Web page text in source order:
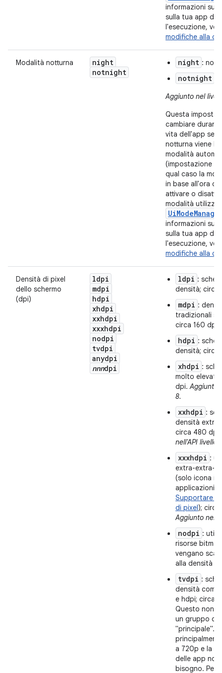
informazioni su
sulla tua app
l'esecuzione,
modifiche alla
Modalità notturna
night
notnight
night : notte
notnight
Aggiunto nel
Questa
cambiare
vita dell'app se
notturna viene
modalità
(impostazione
qual caso la
in base all'ora
attivare o
modalità
informazioni su
sulla tua app
l'esecuzione,
modifiche alla
Densità di pixel
dello schermo
(dpi)
ldpi
mdpi
hdpi
xhdpi
xxhdpi
xxxhdpi
nodpi
tvdpi
anydpi
nnndpi
ldpi :
densità; circa
mdpi :
tradizionali
circa 160 dpi.
hdpi :
densità; circa
xhdpi :
molto
dpi.Aggiunto
8.
xxhdpi :
densità
circa 480
nell'API livello
xxxhdpi :
extra-extra-
(solo icona in
applicazioni;
Supportare
di pixel);
Aggiunto nel
nodpi :
risorse
vengano
alla densità
tvdpi :
densità
e hdpi; circa
Questo non
un gruppo di
"principale".
a 720p e la
delle app non
bisogno. Per i